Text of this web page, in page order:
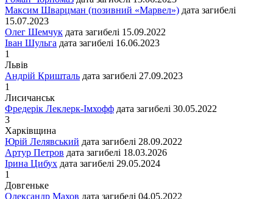
Максим Шварцман (позивний «Марвел») дата загибелі
15.07.2023
Олег Шемчук дата загибелі 15.09.2022
Іван Шульга дата загибелі 16.06.2023
1
Львiв
Андрій Кришталь дата загибелі 27.09.2023
1
Лисичанськ
Фредерік Леклерк-Імхофф дата загибелі 30.05.2022
3
Харківщина
Юрій Лелявський дата загибелі 28.09.2022
Артур Петров дата загибелі 18.03.2026
Ірина Цибух дата загибелі 29.05.2024
1
Довгеньке
Олександр Махов дата загибелі 04.05.2022